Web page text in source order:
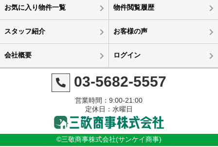
お気に入り物件一覧 物件閲覧履歴
スタッフ紹介 お客様の声
会社概要 ログイン
03-5682-5557
営業時間：9:00-21:00
定休日：水曜日
©三敬商事株式会社(サンケイ商事)